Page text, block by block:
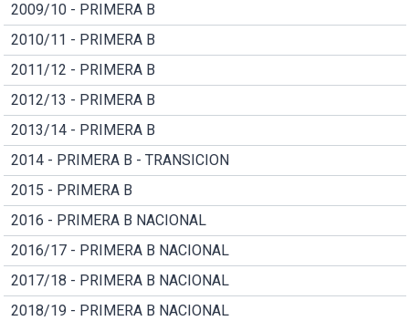
2009/10 - PRIMERA B
2010/11 - PRIMERA B
2011/12 - PRIMERA B
2012/13 - PRIMERA B
2013/14 - PRIMERA B
2014 - PRIMERA B - TRANSICION
2015 - PRIMERA B
2016 - PRIMERA B NACIONAL
2016/17 - PRIMERA B NACIONAL
2017/18 - PRIMERA B NACIONAL
2018/19 - PRIMERA B NACIONAL